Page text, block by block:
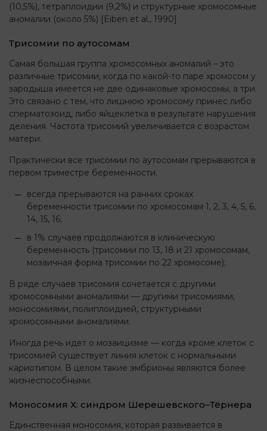
(10,5%), тетраплоидии (9,2%) и структурные хромосомные
аномалии (около 5%) [Eiben et al., 1990]
Трисомии по аутосомам
Самая большая группа хромосомных аномалий – это
различные трисомии, когда по какой-то паре хромосом у
зародыша имеется не две одинаковые хромосомы, а три.
Это связано с тем, что лишнюю хромосому принес либо
сперматозоид, либо яйцеклетка в результате нарушения
деления. Частота трисомий увеличивается с возрастом
матери.
Практически все трисомии по аутосомам прерываются в
первом триместре беременности.
всегда прерываются на ранних сроках
беременности трисомии по хромосомам 1, 2, 3, 4, 5, 6,
14, 15, 16;
в 1% случаев продолжаются в клиническую
беременность (трисомии по 13, 18 и 21 хромосомам,
мозаичная форма трисомии по 22 хромосоме);
В ряде случаев трисомия сочетается с другими
хромосомными аномалиями — другими трисомиями,
моносомиями, полиплоидией, структурными
хромосомными аномалиями.
Иногда речь идет о мозаицизме — когда кроме клеток с
трисомией существует линия клеток с нормальными
кариотипом. В целом такие эмбрионы являются более
жизнеспособными.
Моносомия Х: синдром Шерешевского–Тёрнера
Единственная моносомия, которая развивается в